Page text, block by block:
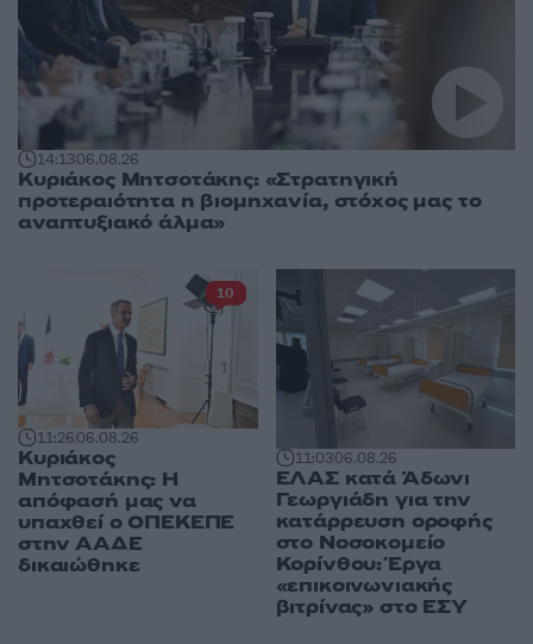
14:1306.08.26
Κυριάκος Μητσοτάκης: «Στρατηγική
προτεραιότητα η βιομηχανία, στόχος μας το
αναπτυξιακό άλμα»
11:2606.08.26
Κυριάκος
Μητσοτάκης: Η
απόφασή μας να
υπαχθεί ο ΟΠΕΚΕΠΕ
στην ΑΑΔΕ
δικαιώθηκε
10
11:0306.08.26
ΕΛΑΣ κατά Άδωνι
Γεωργιάδη για την
κατάρρευση οροφής
στο Νοσοκομείο
Κορίνθου: Έργα
«επικοινωνιακής
βιτρίνας» στο ΕΣΥ